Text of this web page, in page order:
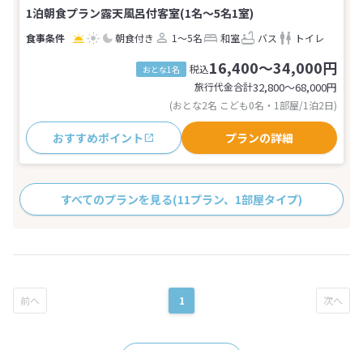
1泊朝食プラン露天風呂付客室(1名～5名1室)
朝食付き 1～5名 和室 バス トイレ
おとな1名 税込16,400～34,000円
旅行代金合計32,800〜68,000円
(おとな2名 こども0名・1部屋/1泊2日)
おすすめポイント プランの詳細
すべてのプランを見る(11プラン、1部屋タイプ)
1